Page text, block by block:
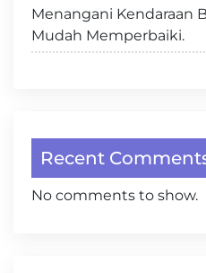
Menangani Kendaraan
Mudah Memperbaiki.
Recent
No comments to show.